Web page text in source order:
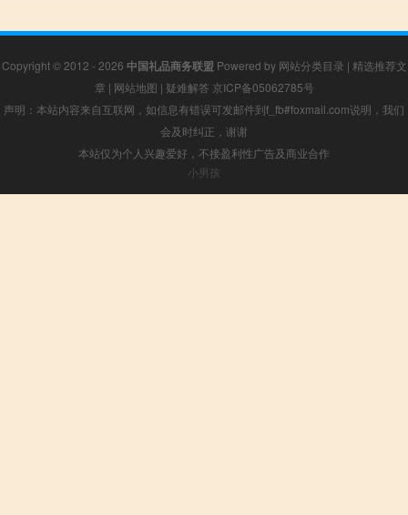
Copyright © 2012 - 2026 中国礼品商务联盟 Powered by 网站分类目录 | 精选推荐文
章 | 网站地图 | 疑难解答 京ICP备05062785号
声明：本站内容来自互联网，如信息有错误可发邮件到f_fb#foxmail.com说明，我们
会及时纠正，谢谢
本站仅为个人兴趣爱好，不接盈利性广告及商业合作
小男孩